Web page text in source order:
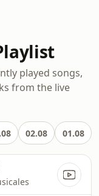
played songs,
from the live
02.08 01.08